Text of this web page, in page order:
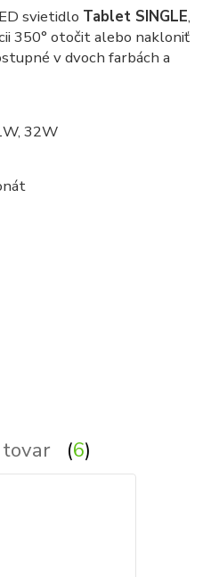
svietidlo Tablet SINGLE,
350° otočit alebo nakloniť
v dvoch farbách a
32W
tovar 6